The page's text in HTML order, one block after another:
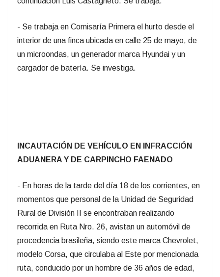
- Se trabaja en Comisaría Primera el hurto desde el
interior de una finca ubicada en calle 25 de mayo, de
un microondas, un generador marca Hyundai y un
cargador de batería. Se investiga.
INCAUTACIÓN DE VEHÍCULO EN INFRACCIÓN
ADUANERA Y DE CARPINCHO FAENADO
- En horas de la tarde del día 18 de los corrientes, en
momentos que personal de la Unidad de Seguridad
Rural de División II se encontraban realizando
recorrida en Ruta Nro. 26, avistan un automóvil de
procedencia brasileña, siendo este marca Chevrolet,
modelo Corsa, que circulaba al Este por mencionada
ruta, conducido por un hombre de 36 años de edad,